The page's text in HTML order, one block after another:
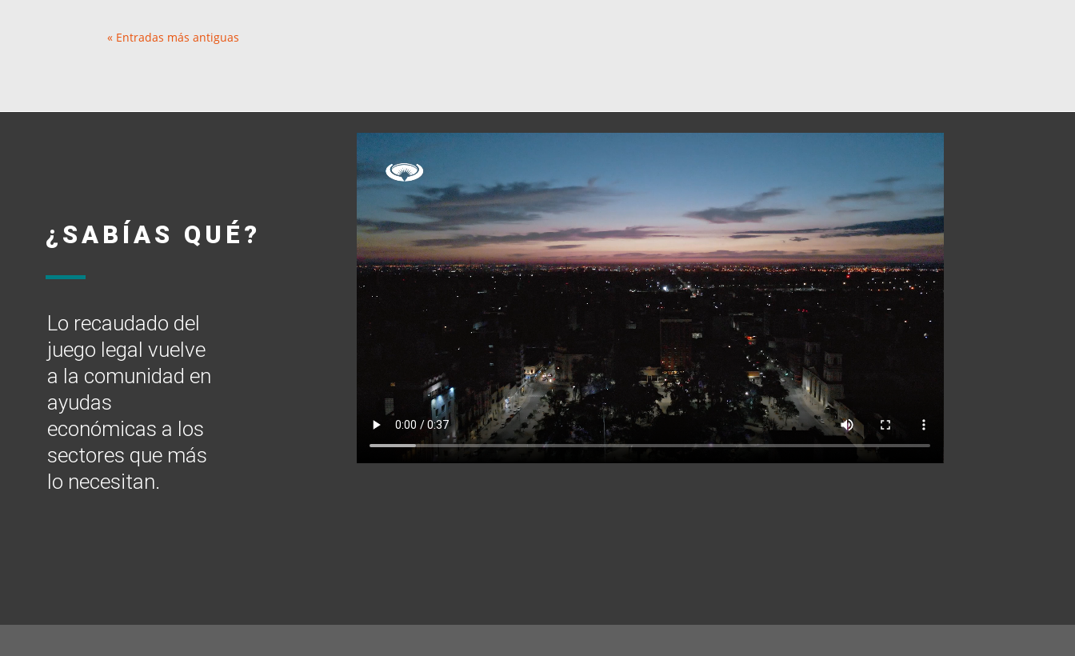
« Entradas más antiguas
¿SABÍAS QUÉ?
Lo recaudado del
juego legal vuelve
a la comunidad en
ayudas
económicas a los
sectores que más
lo necesitan.